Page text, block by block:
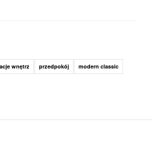
wnętrz przedpokój modern classic